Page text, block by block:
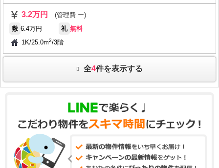
3.2万円
(管理費 ー)
敷 6.4万円 礼 無料
1K/25.0m2/3階
全4件を表示する